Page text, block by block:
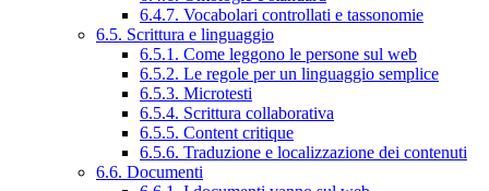
6.4.7. Vocabolari controllati e tassonomie
6.5. Scrittura e linguaggio
6.5.1. Come leggono le persone sul web
6.5.2. Le regole per un linguaggio semplice
6.5.3. Microtesti
6.5.4. Scrittura collaborativa
6.5.5. Content critique
6.5.6. Traduzione e localizzazione dei contenuti
6.6. Documenti